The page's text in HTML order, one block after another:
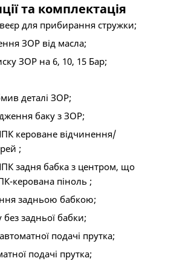
та комплектація
для прибирання стружки;
ЗОР від масла;
ЗОР на 6, 10, 15 Бар;
деталі ЗОР;
баку з ЗОР;
кероване відчинення/
;
задня бабка з центром, що
керована піноль ;
задньою бабкою;
без задньої бабки;
подачі прутка;
подачі прутка;